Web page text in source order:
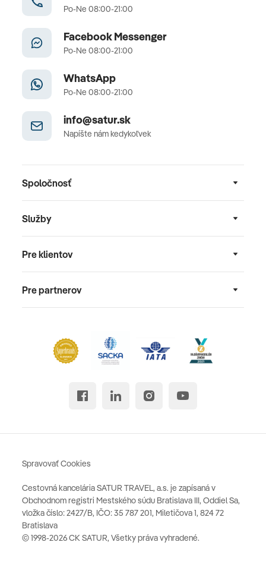
Po-Ne 08:00-21:00
Facebook Messenger
Po-Ne 08:00-21:00
WhatsApp
Po-Ne 08:00-21:00
info@satur.sk
Napíšte nám kedykoľvek
Spoločnosť
Služby
Pre klientov
Pre partnerov
Cestovná kancelária SATUR TRAVEL, a.s. je zapísaná v
Obchodnom registri Mestského súdu Bratislava III, Oddiel Sa,
vložka číslo: 2427/B, IČO: 35 787 201, Miletičova 1, 824 72
Bratislava
© 1998-2026 CK SATUR, Všetky práva vyhradené.
Spravovať Cookies